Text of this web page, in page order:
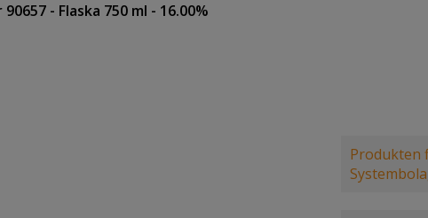
90657 - Flaska 750 ml - 16.00%
Produkten